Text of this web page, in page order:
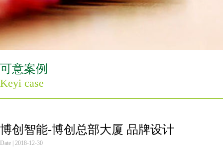
可意案例
Keyi case
博创智能-博创总部大厦 品牌设计
Date | 2018-12-30